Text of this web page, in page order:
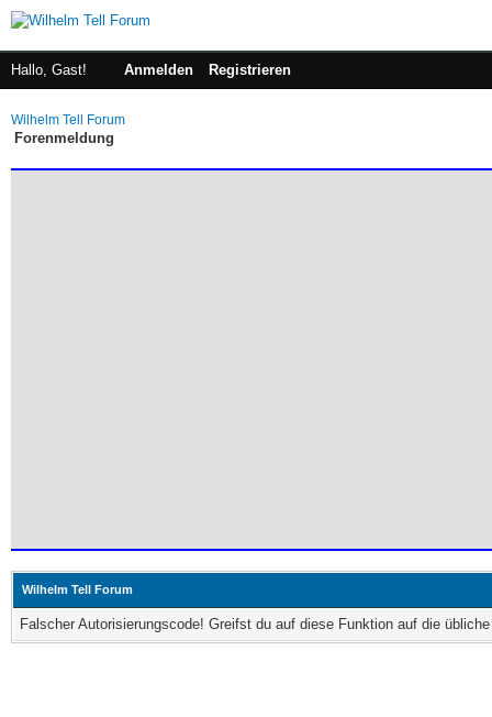
Hallo, Gast! Anmelden Registrieren
Wilhelm Tell Forum
Forenmeldung
Wilhelm Tell Forum
Falscher Autorisierungscode! Greifst du auf diese Funktion auf die